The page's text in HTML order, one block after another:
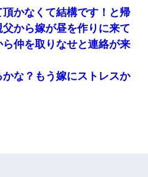
かなくて結構です！と帰
から嫁が昼を作りに来て
仲を取りなせと連絡が来
な？もう嫁にストレスか